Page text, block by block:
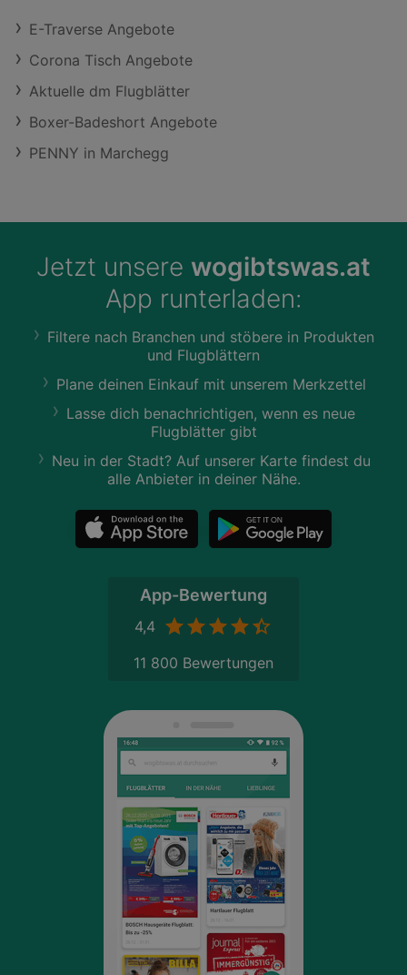
E-Traverse Angebote
Corona Tisch Angebote
Aktuelle dm Flugblätter
Boxer-Badeshort Angebote
PENNY in Marchegg
Jetzt unsere wogibtswas.at
App runterladen:
Filtere nach Branchen und stöbere in Produkten
und Flugblättern
Plane deinen Einkauf mit unserem Merkzettel
Lasse dich benachrichtigen, wenn es neue
Flugblätter gibt
Neu in der Stadt? Auf unserer Karte findest du
alle Anbieter in deiner Nähe.
App-Bewertung
4,4
11 800 Bewertungen